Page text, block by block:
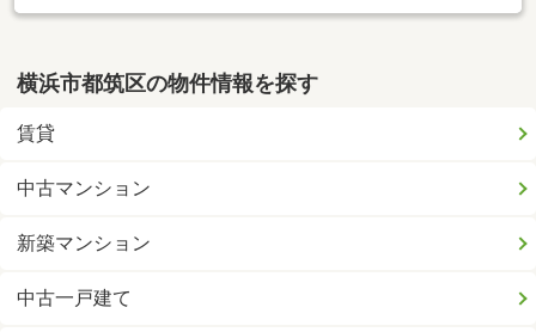
横浜市都筑区の物件情報を探す
賃貸
中古マンション
新築マンション
中古一戸建て